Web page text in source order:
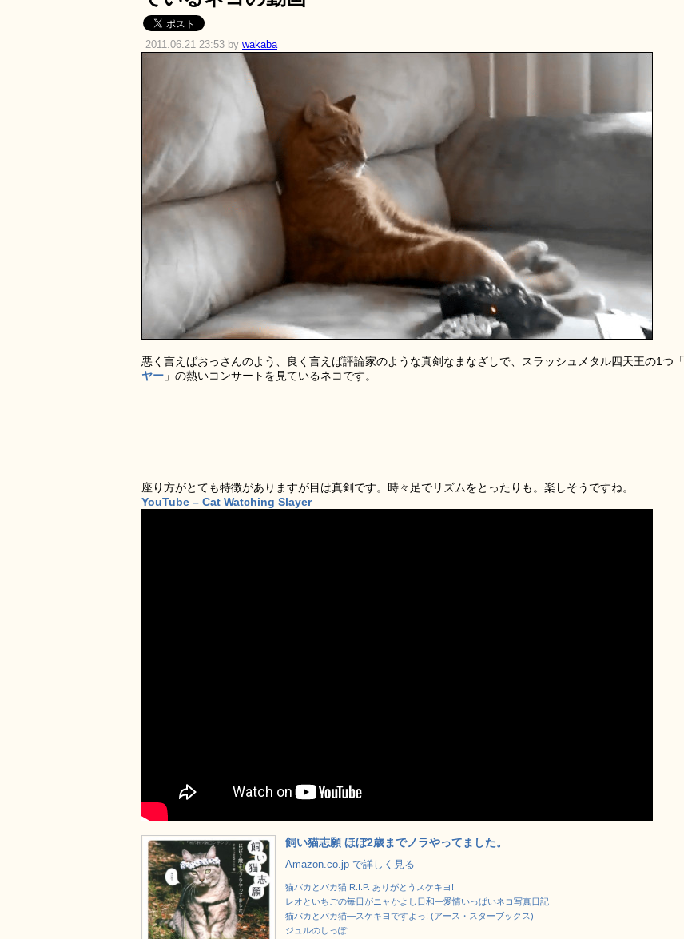
2011.06.21 23:53 by wakaba
悪く言えばおっさんのよう、良く言えば評論家のような真剣なまなざしで、スラッシュメタル四天王の1つ「
ヤー 」の熱いコンサートを見ているネコです。
座り方がとても特徴がありますが目は真剣です。時々足でリズムをとったりも。楽しそうですね。
YouTube – Cat Watching Slayer
飼い猫志願 ほぼ2歳までノラやってました。
Amazon.co.jp で詳しく見る
猫バカとバカ猫 R.I.P. ありがとうスケキヨ!
レオといちごの毎日がニャかよし日和―愛情いっぱいネコ写真日記
猫バカとバカ猫―スケキヨですよっ! (アース・スターブックス)
ジュルのしっぽ